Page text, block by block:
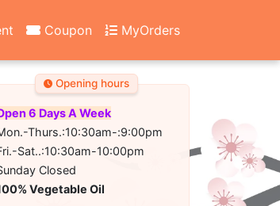
Coupon MyOrders
Opening hours
6 Days A Week
Thurs.:10:30am-:9:00pm
Sat..:10:30am-10:00pm
Closed
Vegetable Oil